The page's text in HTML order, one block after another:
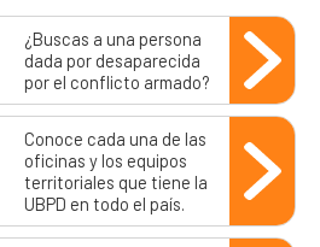
¿Buscas a una persona
dada por desaparecida
por el conflicto armado?
Conoce cada una de las
oficinas y los equipos
territoriales que tiene la
UBPD en todo el país.